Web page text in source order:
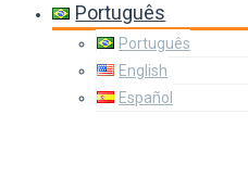
Português
Português
English
Español